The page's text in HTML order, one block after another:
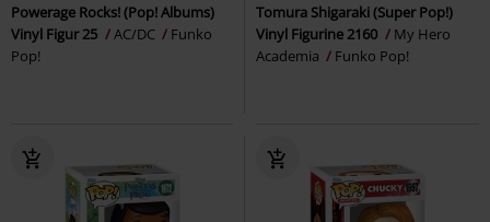
Powerage Rocks! (Pop! Albums)
Vinyl Figur 25
AC/DC
Funko
Pop!
Tomura Shigaraki (Super Pop!)
Vinyl Figurine 2160
My Hero
Academia
Funko Pop!